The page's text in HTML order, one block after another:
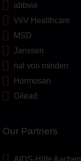
abbvie
ViiV Healthcare
MSD
Janssen
nal von minden
Hormosan
Gilead
Our Partners